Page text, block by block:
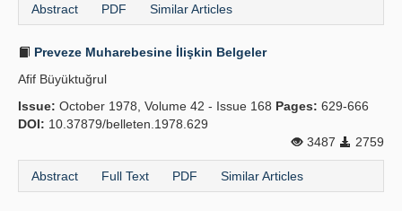
Abstract PDF Similar Articles
Preveze Muharebesine İlişkin Belgeler
Afif Büyüktuğrul
Issue: October 1978, Volume 42 - Issue 168 Pages: 629-666
DOI: 10.37879/belleten.1978.629
3487
2759
Abstract Full Text PDF Similar Articles